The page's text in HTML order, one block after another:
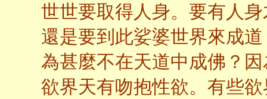
世世要取得人身。要有人
還是要到此娑婆世界來成
為甚麼不在天道中成佛？
欲界天有吻抱性欲。有些